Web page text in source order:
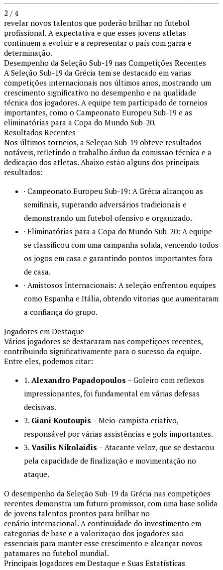
2 / 4
revelar novos talentos que poderão brilhar no futebol
profissional. A expectativa e que esses jovens atletas
continuem a evoluir e a representar o país com garra e
determinação.
Desempenho da Seleção Sub-19 nas Competições Recentes
A Seleção Sub-19 da Grécia tem se destacado em varias
competições internacionais nos últimos anos, mostrando um
crescimento significativo no desempenho e na qualidade
técnica dos jogadores. A equipe tem participado de torneios
importantes, como o Campeonato Europeu Sub-19 e as
eliminatórias para a Copa do Mundo Sub-20.
Resultados Recentes
Nos últimos torneios, a Seleção Sub-19 obteve resultados
notáveis, refletindo o trabalho árduo da comissão técnica e a
dedicação dos atletas. Abaixo estão alguns dos principais
resultados:
· Campeonato Europeu Sub-19: A Grécia alcançou as
semifinais, superando adversários tradicionais e
demonstrando um futebol ofensivo e organizado.
· Eliminatórias para a Copa do Mundo Sub-20: A equipe
se classificou com uma campanha solida, vencendo todos
os jogos em casa e garantindo pontos importantes fora
de casa.
· Amistosos Internacionais: A seleção enfrentou equipes
como Espanha e Itália, obtendo vitorias que aumentaram
a confiança do grupo.
Jogadores em Destaque
Vários jogadores se destacaram nas competições recentes,
contribuindo significativamente para o sucesso da equipe.
Entre eles, podemos citar:
1. Alexandro Papadopoulos – Goleiro com reflexos
impressionantes, foi fundamental em várias defesas
decisivas.
2. Giani Koutoupis – Meio-campista criativo,
responsável por várias assistências e gols importantes.
3. Vasilis Nikolaidis – Atacante veloz, que se destacou
pela capacidade de finalização e movimentação no
ataque.
O desempenho da Seleção Sub-19 da Grécia nas competições
recentes demonstra um futuro promissor, com uma base solida
de jovens talentos prontos para brilhar no
cenário internacional. A continuidade do investimento em
categorias de base e a valorização dos jogadores são
essenciais para manter esse crescimento e alcançar novos
patamares no futebol mundial.
Principais Jogadores em Destaque e Suas Estatísticas